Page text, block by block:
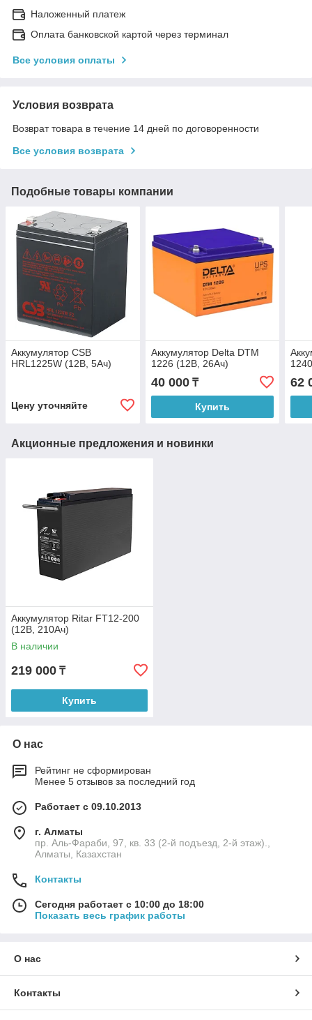
Наложенный платеж
Оплата банковской картой через терминал
Все условия оплаты
Условия возврата
Возврат товара в течение 14 дней по договоренности
Все условия возврата
Подобные товары компании
Аккумулятор CSB
HRL1225W (12В, 5Ач)
Цену уточняйте
Аккумулятор Delta DTM
1226 (12В, 26Ач)
40 000₸
Купить
62
Акционные предложения и новинки
Аккумулятор Ritar FT12-200
(12В, 210Ач)
В наличии
219 000 ₸
Купить
О нас
Рейтинг не сформирован
Менее 5 отзывов за последний год
Работает с 09.10.2013
г. Алматы
пр. Аль-Фараби, 97, кв. 33 (2-й подъезд, 2-й этаж).,
Алматы, Казахстан
Контакты
Сегодня работает с 10:00 до 18:00
Показать весь график работы
О нас
Контакты